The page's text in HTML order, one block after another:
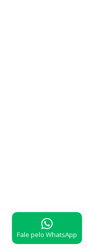
Fale pelo WhatsApp